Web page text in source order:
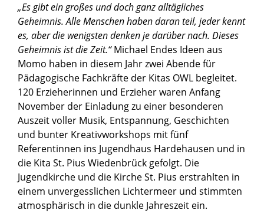
„Es gibt ein großes und doch ganz alltägliches
Geheimnis. Alle Menschen haben daran teil, jeder kennt
es, aber die wenigsten denken je darüber nach. Dieses
Geheimnis ist die Zeit.“Michael Endes Ideen aus
Momo haben in diesem Jahr zwei Abende für
Pädagogische Fachkräfte der Kitas OWL begleitet.
120 Erzieherinnen und Erzieher waren Anfang
November der Einladung zu einer besonderen
Auszeit voller Musik, Entspannung, Geschichten
und bunter Kreativworkshops mit fünf
Referentinnen ins Jugendhaus Hardehausen und in
die Kita St. Pius Wiedenbrück gefolgt. Die
Jugendkirche und die Kirche St. Pius erstrahlten in
einem unvergesslichen Lichtermeer und stimmten
atmosphärisch in die dunkle Jahreszeit ein.